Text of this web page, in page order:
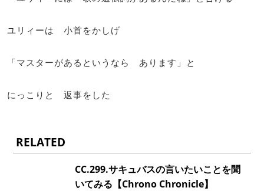
ユリィーは 小首をかしげ
「マスターがあるというなら あります」と
にっこりと 返事をした
RELATED
CC.299.サキュバスの言いたいことを聞
いてみる【Chrono Chronicle】